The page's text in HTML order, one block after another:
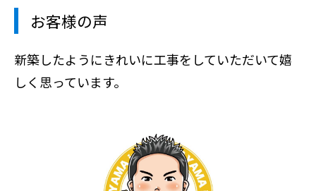
お客様の声
新築したようにきれいに工事をしていただいて嬉
しく思っています。